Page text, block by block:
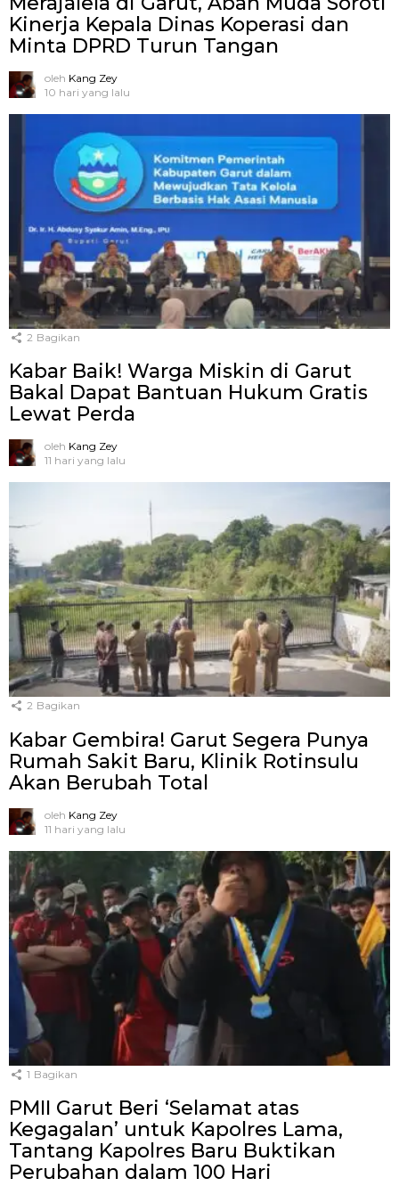
Kinerja Kepala Dinas Koperasi dan
Minta DPRD Turun Tangan
oleh Kang Zey
10 hari yang lalu
2 Bagikan
Kabar Baik! Warga Miskin di Garut
Bakal Dapat Bantuan Hukum Gratis
Lewat Perda
oleh Kang Zey
11 hari yang lalu
2 Bagikan
Kabar Gembira! Garut Segera Punya
Rumah Sakit Baru, Klinik Rotinsulu
Akan Berubah Total
oleh Kang Zey
11 hari yang lalu
1 Bagikan
PMII Garut Beri ‘Selamat atas
Kegagalan’ untuk Kapolres Lama,
Tantang Kapolres Baru Buktikan
Perubahan dalam 100 Hari